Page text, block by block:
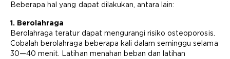
Beberapa hal yang dapat dilakukan, antara lain:
1. Berolahraga
Berolahraga teratur dapat mengurangi risiko osteoporosis.
Cobalah berolahraga beberapa kali dalam seminggu selama
30—40 menit. Latihan menahan beban dan latihan